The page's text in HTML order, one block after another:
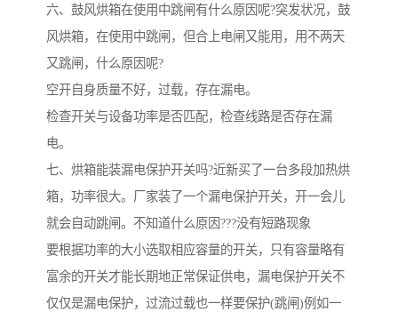
六、鼓风烘箱在使用中跳闸有什么原因呢?突发状况，鼓
风烘箱，在使用中跳闸，但合上电闸又能用，用不两天
又跳闸，什么原因呢?
空开自身质量不好，过载，存在漏电。
检查开关与设备功率是否匹配，检查线路是否存在漏
电。
七、烘箱能装漏电保护开关吗?近新买了一台多段加热烘
箱，功率很大。厂家装了一个漏电保护开关，开一会儿
就会自动跳闸。不知道什么原因???没有短路现象
要根据功率的大小选取相应容量的开关，只有容量略有
富余的开关才能长期地正常保证供电，漏电保护开关不
仅仅是漏电保护，过流过载也一样要保护(跳闸)例如一